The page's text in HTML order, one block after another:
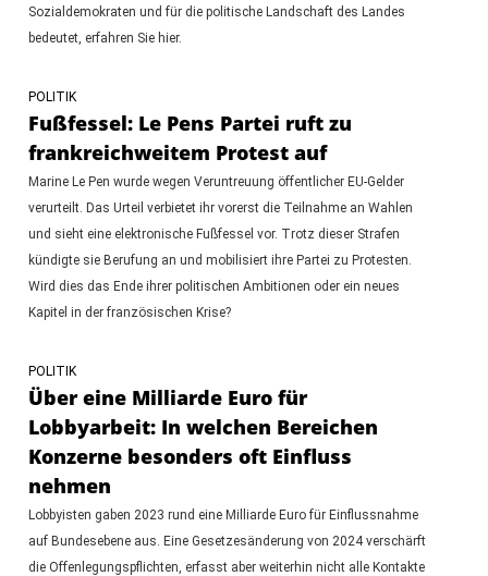
Sozialdemokraten und für die politische Landschaft des Landes
bedeutet, erfahren Sie hier.
POLITIK
Fußfessel: Le Pens Partei ruft zu
frankreichweitem Protest auf
Marine Le Pen wurde wegen Veruntreuung öffentlicher EU-Gelder
verurteilt. Das Urteil verbietet ihr vorerst die Teilnahme an Wahlen
und sieht eine elektronische Fußfessel vor. Trotz dieser Strafen
kündigte sie Berufung an und mobilisiert ihre Partei zu Protesten.
Wird dies das Ende ihrer politischen Ambitionen oder ein neues
Kapitel in der französischen Krise?
POLITIK
Über eine Milliarde Euro für
Lobbyarbeit: In welchen Bereichen
Konzerne besonders oft Einfluss
nehmen
Lobbyisten gaben 2023 rund eine Milliarde Euro für Einflussnahme
auf Bundesebene aus. Eine Gesetzesänderung von 2024 verschärft
die Offenlegungspflichten, erfasst aber weiterhin nicht alle Kontakte